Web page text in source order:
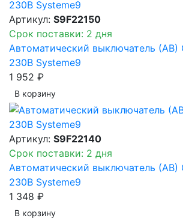
Артикул: S9F22150
Срок поставки: 2 дня
Автоматический выключатель (АВ)
230В Systeme9
1 952 ₽
В корзинy
Артикул: S9F22140
Срок поставки: 2 дня
Автоматический выключатель (АВ)
230В Systeme9
1 348 ₽
В корзинy